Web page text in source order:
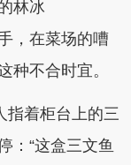
林冰
，在菜场的嘈
种不合时宜。
着柜台上的三
：“这盒三文鱼